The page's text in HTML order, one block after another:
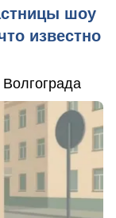
шоу
известно